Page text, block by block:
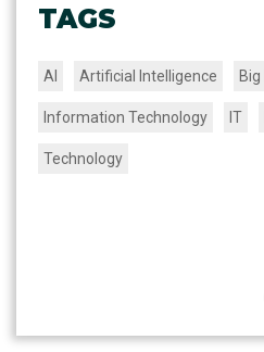
TAGS
AI Artificial Intelligence
Information Technology IT
Technology